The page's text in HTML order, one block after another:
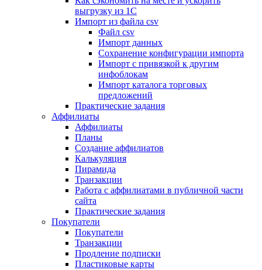
выгрузку из 1С
Импорт из файла csv
Файл csv
Импорт данных
Сохранение конфигурации импорта
Импорт с привязкой к другим
инфоблокам
Импорт каталога торговых
предложений
Практические задания
Аффилиаты
Аффилиаты
Планы
Создание аффилиатов
Калькуляция
Пирамида
Транзакции
Работа с аффилиатами в публичной части
сайта
Практические задания
Покупатели
Покупатели
Транзакции
Продление подписки
Пластиковые карты